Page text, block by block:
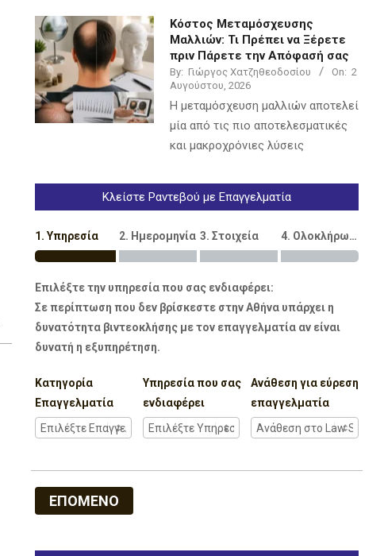
Κόστος Μεταμόσχευσης
Μαλλιών: Τι Πρέπει να Ξέρετε
πριν Πάρετε την Απόφασή σας
By: Γιώργος Χατζηθεοδοσίου On: 2
Αυγούστου, 2026
Η μεταμόσχευση μαλλιών αποτελεί
μία από τις πιο αποτελεσματικές
και μακροχρόνιες λύσεις
Κλείστε Ραντεβού με Επαγγελματία
1. Υπηρεσία 2. Ημερομηνία 3. Στοιχεία 4. Ολοκλήρωση
Επιλέξτε την υπηρεσία που σας ενδιαφέρει:
Σε περίπτωση που δεν βρίσκεστε στην Αθήνα υπάρχει η
δυνατότητα βιντεοκλήσης με τον επαγγελματία αν είναι
δυνατή η εξυπηρέτηση.
Κατηγορία
Επαγγελματία
Υπηρεσία που σας
ενδιαφέρει
Ανάθεση για εύρεση
επαγγελματία
ΕΠΟΜΕΝΟ